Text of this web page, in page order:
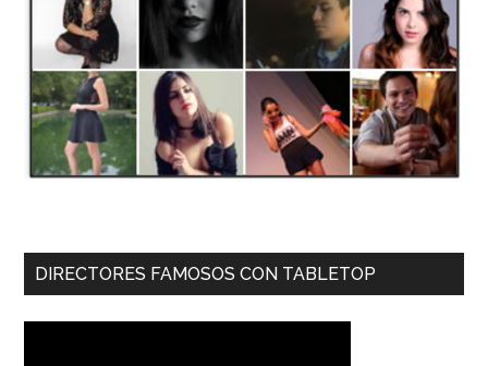
DIRECTORES FAMOSOS CON TABLETOP